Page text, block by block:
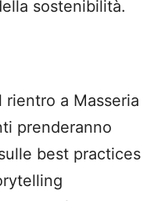
sostenibilità.
a Masseria
prenderanno
best practices